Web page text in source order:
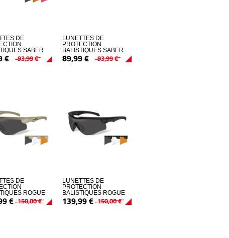
DE
SABER
ECRANS
ROUGE
€ 93,99€
LUNETTES DE
PROTECTION
BALISTIQUES SABER
ADVANCED ECRANS
FUME/INCOLORE/ORANGE
89,99€ 93,99€
DE
ROGUE
TAN ECRANS
INCOLORE/ORANGE
€ 150,00€
LUNETTES DE
PROTECTION
BALISTIQUES ROGUE
COMM NOIR ECRANS
FUME/INCOLORE/ORANGE
139,99€ 150,00€